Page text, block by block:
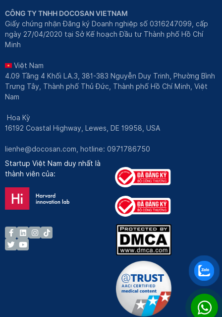
CÔNG TY TNHH DOCOSAN VIETNAM
Giấy chứng nhận Đăng ký Doanh nghiệp số 0316247099, cấp
ngày 27/04/2020 tại Sở Kế hoạch Đầu tư Thành phố Hồ Chí
Minh
Việt Nam
4.09 Tầng 4 Khối LA.3, 381-383 Nguyễn Duy Trinh, Phường Bình
Trưng Tây, Thành phố Thủ Đức, Thành phố Hồ Chí Minh, Việt
Nam
Hoa Kỳ
16192 Coastal Highway, Lewes, DE 19958, USA
lienhe@docosan.com , hotline: 0971786750
Startup Việt Nam duy nhất là
thành viên của: